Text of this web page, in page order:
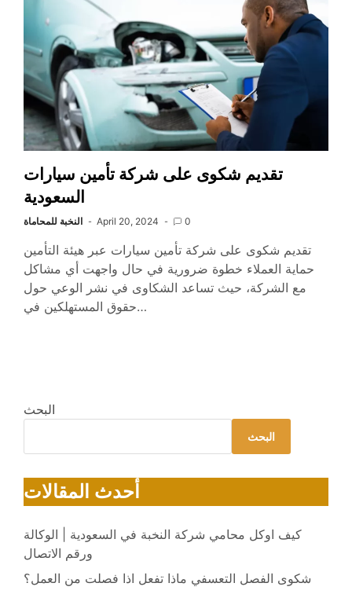
تقديم شكوى على شركة تأمين سيارات
السعودية
النخبة للمحاماة April 20, 2024 0
تقديم شكوى على شركة تأمين سيارات عبر هيئة التأمين
حماية العملاء خطوة ضرورية في حال واجهت أي مشاكل
مع الشركة، حيث تساعد الشكاوى في نشر الوعي حول
حقوق المستهلكين في…
البحث
البحث
أحدث المقالات
كيف اوكل محامي شركة النخبة في السعودية | الوكالة
ورقم الاتصال
شكوى الفصل التعسفي ماذا تفعل اذا فصلت من العمل؟